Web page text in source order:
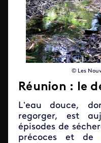
© Les
Réunion : le
L’eau douce,
regorger, est
épisodes de
précoces et de